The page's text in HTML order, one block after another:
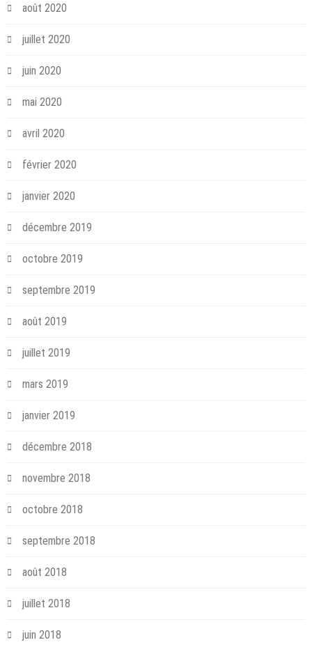
août 2020
juillet 2020
juin 2020
mai 2020
avril 2020
février 2020
janvier 2020
décembre 2019
octobre 2019
septembre 2019
août 2019
juillet 2019
mars 2019
janvier 2019
décembre 2018
novembre 2018
octobre 2018
septembre 2018
août 2018
juillet 2018
juin 2018